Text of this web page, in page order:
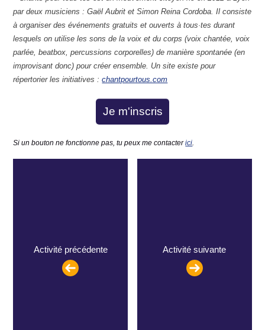
par deux musiciens : Gaël Aubrit et Simon Reina Cordoba. Il consiste
à organiser des événements gratuits et ouverts à tous·tes durant
lesquels on utilise les sons de la voix et du corps (voix chantée, voix
parlée, beatbox, percussions corporelles) de manière spontanée (en
improvisant donc) pour créer ensemble. Un site existe pour
répertorier les initiatives :chantpourtous.com
Je m'inscris
Si un bouton ne fonctionne pas, tu peux me contacterici.
Activité précédente Activité suivante